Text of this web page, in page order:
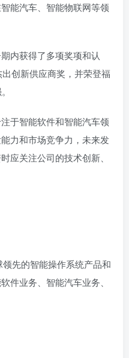
能汽车、智能物联网等领
内获得了多项奖项和认
创新供应商奖，并荣登福
于智能软件和智能汽车领
力和市场竞争力，未来发
应关注公司的技术创新、
先的智能操作系统产品和
件业务、智能汽车业务、